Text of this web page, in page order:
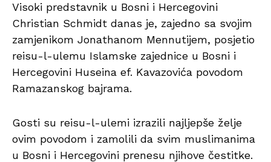
Visoki predstavnik u Bosni i Hercegovini
Christian Schmidt danas je, zajedno sa svojim
zamjenikom Jonathanom Mennutijem, posjetio
reisu-l-ulemu Islamske zajednice u Bosni i
Hercegovini Huseina ef. Kavazovića povodom
Ramazanskog bajrama.
Gosti su reisu-l-ulemi izrazili najljepše želje
ovim povodom i zamolili da svim muslimanima
u Bosni i Hercegovini prenesu njihove čestitke.